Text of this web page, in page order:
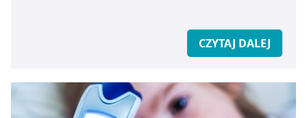
CZYTAJ DALEJ